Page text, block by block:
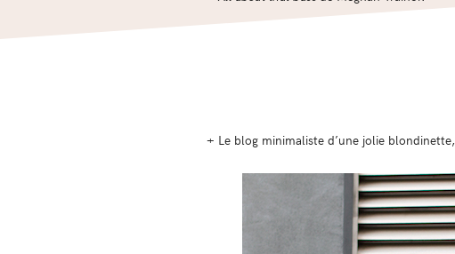
+ Le blog minimaliste d’une jolie blondinette,